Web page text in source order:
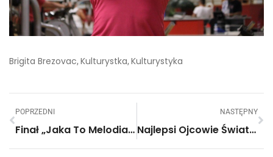
Brigita Brezovac, Kulturystka, Kulturystyka
POPRZEDNI
Finał „Jaka To Melodia”. Tym Razem Wystarczyły 3 Sekundy!
NASTĘPNY
Najlepsi Ojcowie Świata! Zobacz, Co Potrafią Zrobić Dla Swoich Dzieci